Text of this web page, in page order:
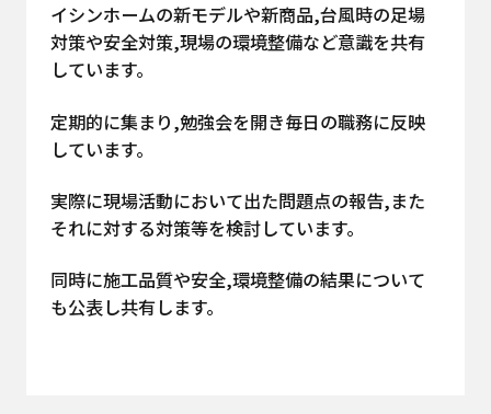
イシンホームの新モデルや新商品,台風時の足場
対策や安全対策,現場の環境整備など意識を共有
しています。
定期的に集まり,勉強会を開き毎日の職務に反映
しています。
実際に現場活動において出た問題点の報告,また
それに対する対策等を検討しています。
同時に施工品質や安全,環境整備の結果について
も公表し共有します。